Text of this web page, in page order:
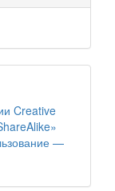
Creative
—